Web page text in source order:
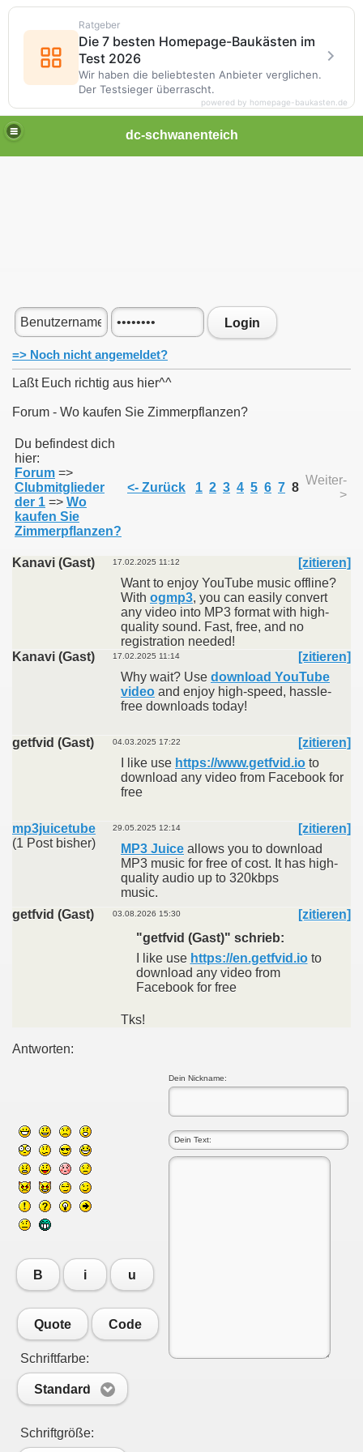
dc-schwanenteich
Login
=> Noch nicht angemeldet?
Laßt Euch richtig aus hier^^
Forum - Wo kaufen Sie Zimmerpflanzen?
Du befindest dich
hier:
Forum =>
Clubmitglieder
der 1 => Wo
kaufen Sie
Zimmerpflanzen?
<- Zurück 1 2 3 4 5 6 7 8
Weiter-
>
Kanavi (Gast) 17.02.2025 11:12
[zitieren]
Want to enjoy YouTube music offline?
With ogmp3, you can easily convert
any video into MP3 format with high-
quality sound. Fast, free, and no
registration needed!
Kanavi (Gast)
17.02.2025 11:14
[zitieren]
Why wait? Use download YouTube
video and enjoy high-speed, hassle-
free downloads today!
getfvid (Gast) 04.03.2025 17:22
[zitieren]
I like use https://www.getfvid.io to
download any video from Facebook for
free
mp3juicetube
(1 Post bisher)
29.05.2025 12:14
[zitieren]
MP3 Juice allows you to download
MP3 music for free of cost. It has high-
quality audio up to 320kbps
music.
getfvid (Gast)
03.08.2026 15:30
[zitieren]
"getfvid (Gast)" schrieb:
I like use https://en.getfvid.ioto
download any video from
Facebook for free
Tks!
Antworten:
Dein Nickname:
B i u
Quote Code
Schriftfarbe:
Standard
Schriftgröße:
Ratgeber
Die 7 besten Homepage-Baukästen im
Test 2026
Wir haben die beliebtesten Anbieter verglichen.
Der Testsieger überrascht.
powered by homepage-baukasten.de